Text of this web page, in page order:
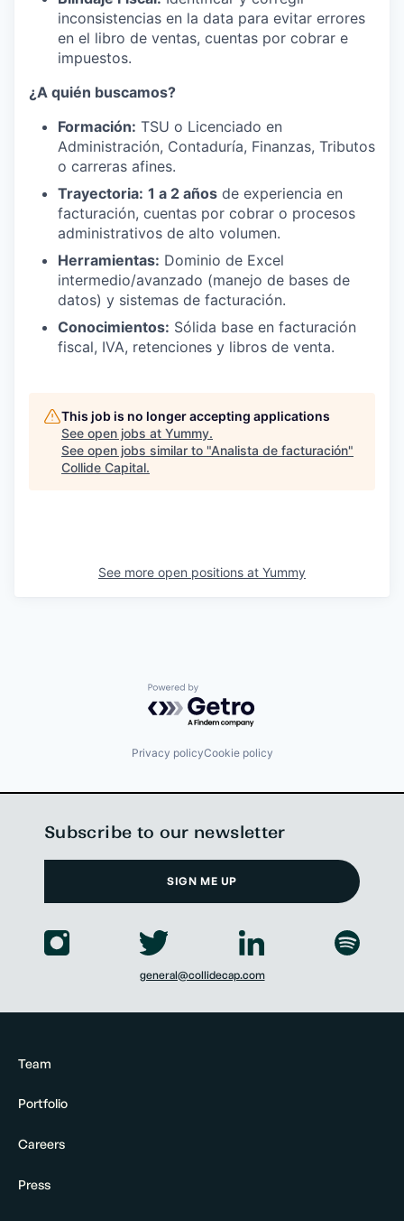
inconsistencias en la data para evitar errores
en el libro de ventas, cuentas por cobrar e
impuestos.
¿A quién buscamos?
Formación: TSU o Licenciado en
Administración, Contaduría, Finanzas, Tributos
o carreras afines.
Trayectoria: 1 a 2 años de experiencia en
facturación, cuentas por cobrar o procesos
administrativos de alto volumen.
Herramientas: Dominio de Excel
intermedio/avanzado (manejo de bases de
datos) y sistemas de facturación.
Conocimientos: Sólida base en facturación
fiscal, IVA, retenciones y libros de venta.
This job is no longer accepting applications
See open jobs at Yummy.
See open jobs similar to "Analista de facturación"
Collide Capital.
See more open positions at Yummy
Powered by Getro.com
Privacy policyCookie policy
Team
Portfolio
Careers
Press
Subscribe to our newsletter
SIGN ME UP
general@collidecap.com